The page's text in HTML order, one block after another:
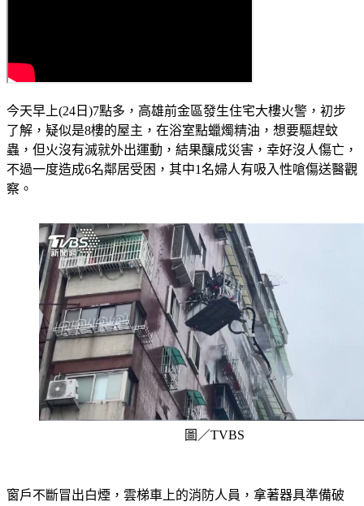
今天早上(24日)7點多，高雄前金區發生住宅大樓火警，初步
了解，疑似是8樓的屋主，在浴室點蠟燭精油，想要驅趕蚊
蟲，但火沒有滅就外出運動，結果釀成災害，幸好沒人傷亡，
不過一度造成6名鄰居受困，其中1名婦人有吸入性嗆傷送醫觀
察。
圖／TVBS
窗戶不斷冒出白煙，雲梯車上的消防人員，拿著器具準備破